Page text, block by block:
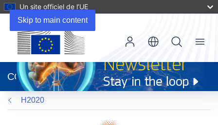
Skip to main content
Un site officiel de l’UE
dans
une
nouvelle
fenêtre)
CORDIS
Menu
H2020